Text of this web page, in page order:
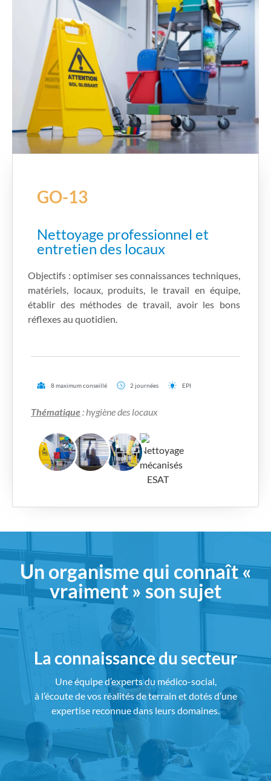
GO-13
Nettoyage professionnel et
entretien des locaux
Objectifs : optimiser ses connaissances techniques,
matériels, locaux, produits, le travail en équipe,
établir des méthodes de travail, avoir les bons
réflexes au quotidien.
8 maximum conseillé 2 journées EPI
Thématique: hygiène des locaux
Un organisme qui connaît «
vraiment » son sujet
La connaissance du secteur
Une équipe d’experts du médico-social,
à l’écoute de vos réalités de terrain et dotés d’une
expertise reconnue dans leurs domaines.